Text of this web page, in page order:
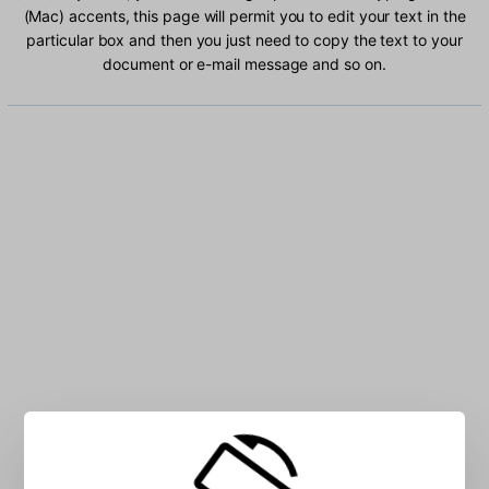
(Mac) accents, this page will permit you to edit your text in the
particular box and then you just need to copy the text to your
document or e-mail message and so on.
Type Russian (Mac) characters into the box: